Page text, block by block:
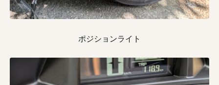
ポジションライト